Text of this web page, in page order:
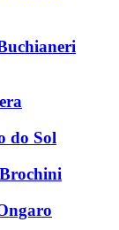
do Sol